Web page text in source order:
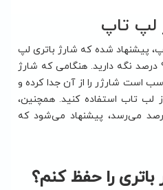
تاپ
پیشنهاد شده که شارژ باتری لپ
تاپ خود را در محدوده 20 تا 90 درصد نگه دارید. هنگامی که شارژ
مناسب است شارژر را از آن جدا کرده و
لب تاب استفاده کنید. همچنین،
که شارژ نزدیک 20 درصد می‌رسد، پیشنهاد می‌شود که
را حفظ کنم؟